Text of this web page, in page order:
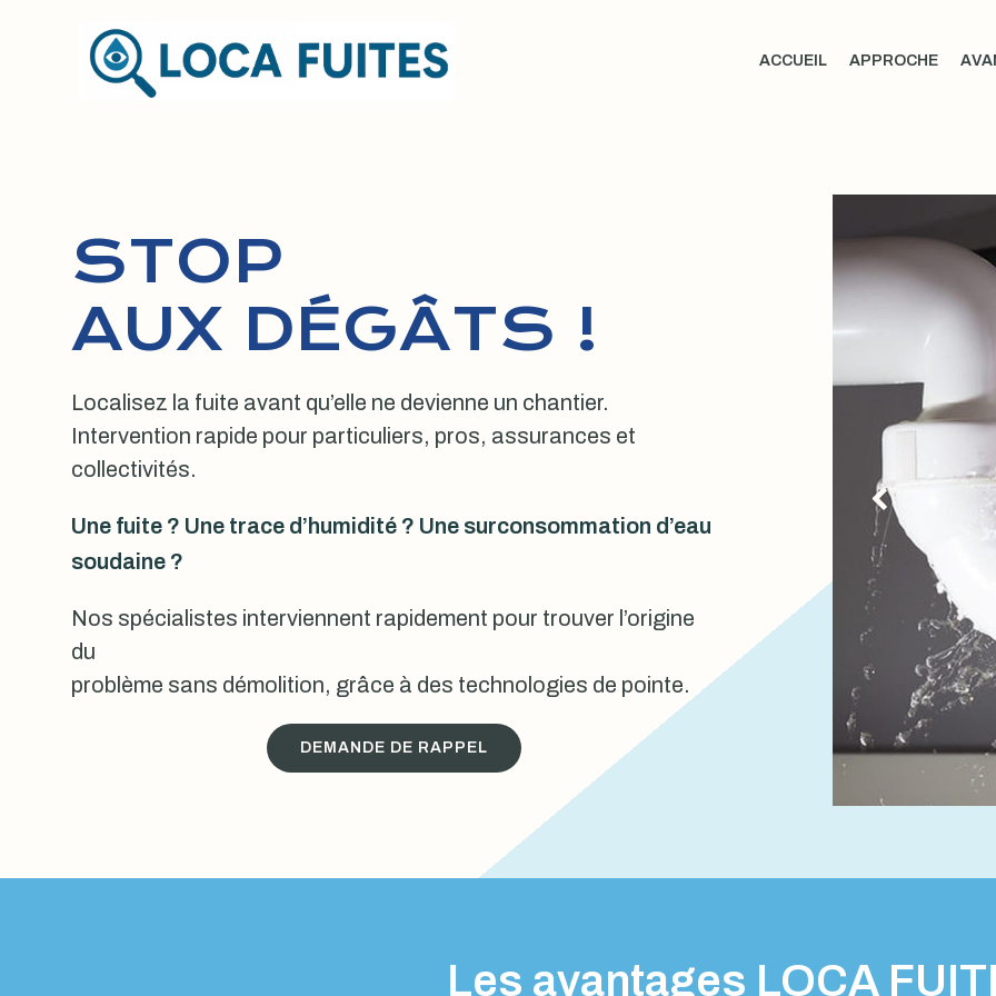
ACCUEIL APPROCHE
STOP
AUX DÉGÂTS !
Localisez la fuite avant qu’elle ne devienne un chantier.
Intervention rapide pour particuliers, pros, assurances et
collectivités.
Une fuite ? Une trace d’humidité ? Une surconsommation d’eau
soudaine ?
Nos spécialistes interviennent rapidement pour trouver l’origine
du
problème sans démolition, grâce à des technologies de pointe.
DEMANDE DE RAPPEL
Les avantages LOCA